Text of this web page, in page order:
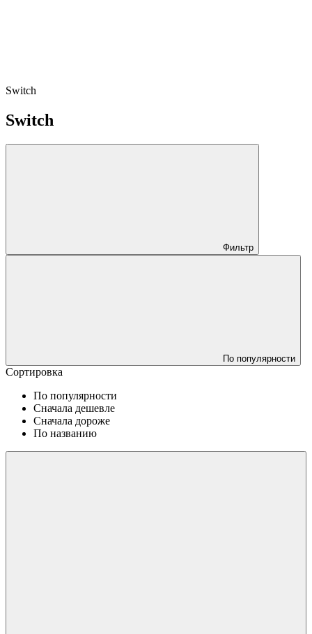
Switch
Switch
Фильтр
По популярности
Сортировка
По популярности
Сначала дешевле
Сначала дороже
По названию